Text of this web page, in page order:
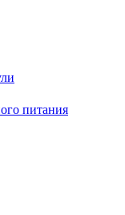
питания